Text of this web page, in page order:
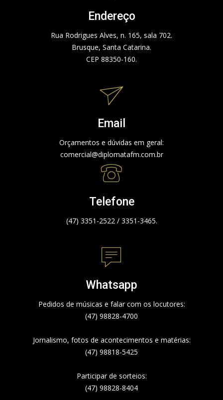
Endereço
Rua Rodrigues Alves, n. 165, sala 702.
Brusque, Santa Catarina.
CEP 88350-160.
Email
Orçamentos e dúvidas em geral:
comercial@diplomatafm.com.br
Telefone
(47) 3351-2522 / 3351-3465.
Whatsapp
Pedidos de músicas e falar com os locutores:
(47) 98828-4700
Jornalismo, fotos de acontecimentos e matérias:
(47) 98818-5425
Participar de sorteios:
(47) 98828-8404